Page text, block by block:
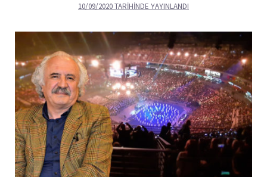
10/09/2020TARIHINDE YAYINLANDI